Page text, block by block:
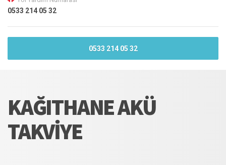
0533 214 05 32
0533 214 05 32
KAĞITHANE AKÜ
TAKVIYE